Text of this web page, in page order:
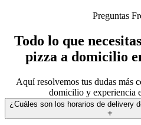
Preguntas
Todo lo que
pizza a domicilio
Aquí resolvemos tus dudas más
domicilio y experiencia
¿Cuáles son los horarios de delivery